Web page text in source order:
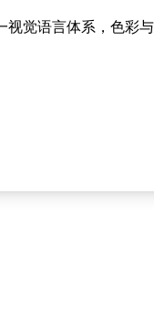
觉语言体系，色彩与